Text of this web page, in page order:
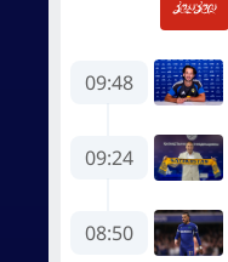
09:48
09:24
08:50